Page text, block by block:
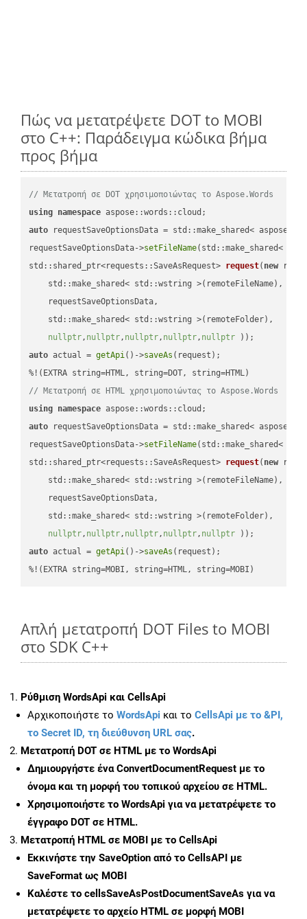
Πώς να μετατρέψετε DOT to MOBI
στο C++: Παράδειγμα κώδικα βήμα
προς βήμα
// Μετατροπή σε DOT χρησιμοποιώντας το Aspose.Words
using namespace
auto requestSaveOptionsData = std::make_shared<
requestSaveOptionsData->setFileName(std::make_shared<
std::shared_ptr<requests::SaveAsRequest> request( new
    std::make_shared< std::wstring >(remoteFileName),
    requestSaveOptionsData,
    std::make_shared< std::wstring >(remoteFolder),
nullptr, nullptr, nullptr, nullptr, nullptr ))
auto actual = getApi()->saveAs (request);
// Μετατροπή σε HTML χρησιμοποιώντας το Aspose.Words
using namespace
auto requestSaveOptionsData = std::make_shared<
requestSaveOptionsData->setFileName(std::make_shared<
std::shared_ptr<requests::SaveAsRequest> request( new
    std::make_shared< std::wstring >(remoteFileName),
    requestSaveOptionsData,
    std::make_shared< std::wstring >(remoteFolder),
nullptr, nullptr, nullptr, nullptr, nullptr ))
auto actual = getApi()->saveAs (request);
%!(EXTRA string=MOBI, string=HTML, string=MOBI)
Απλή μετατροπή DOT Files to MOBI
στο SDK C++
Ρύθμιση WordsApi και CellsApi
Αρχικοποιήστε το WordsApi και το CellsApi με το &PI,
το Secret ID, τη διεύθυνση URL σας.
Μετατροπή DOT σε HTML με το WordsApi
Δημιουργήστε έναConvertDocumentRequest με το
όνομα και τη μορφή του τοπικού αρχείου σε HTML.
Χρησιμοποιήστε το WordsApi για να μετατρέψετε το
έγγραφο DOT σε HTML.
Μετατροπή HTML σε MOBI με το CellsApi
Εκκινήστε την SaveOption από το CellsAPI με
SaveFormat ως MOBI
Καλέστε το cellsSaveAsPostDocumentSaveAs για να
μετατρέψετε το αρχείο HTML σε μορφή MOBI